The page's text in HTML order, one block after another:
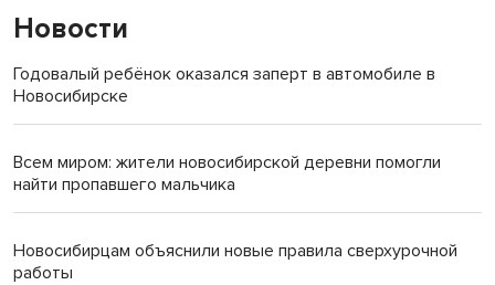
Новости
Годовалый ребёнок оказался заперт в автомобиле в
Новосибирске
Всем миром: жители новосибирской деревни помогли
найти пропавшего мальчика
Новосибирцам объяснили новые правила сверхурочной
работы